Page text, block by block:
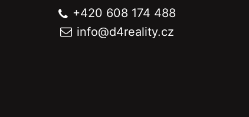
+420 608 174 488
info@d4reality.cz